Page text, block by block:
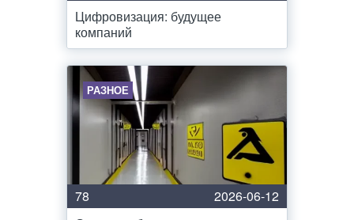
Цифровизация: будущее
компаний
РАЗНОЕ
78
2026-06-12